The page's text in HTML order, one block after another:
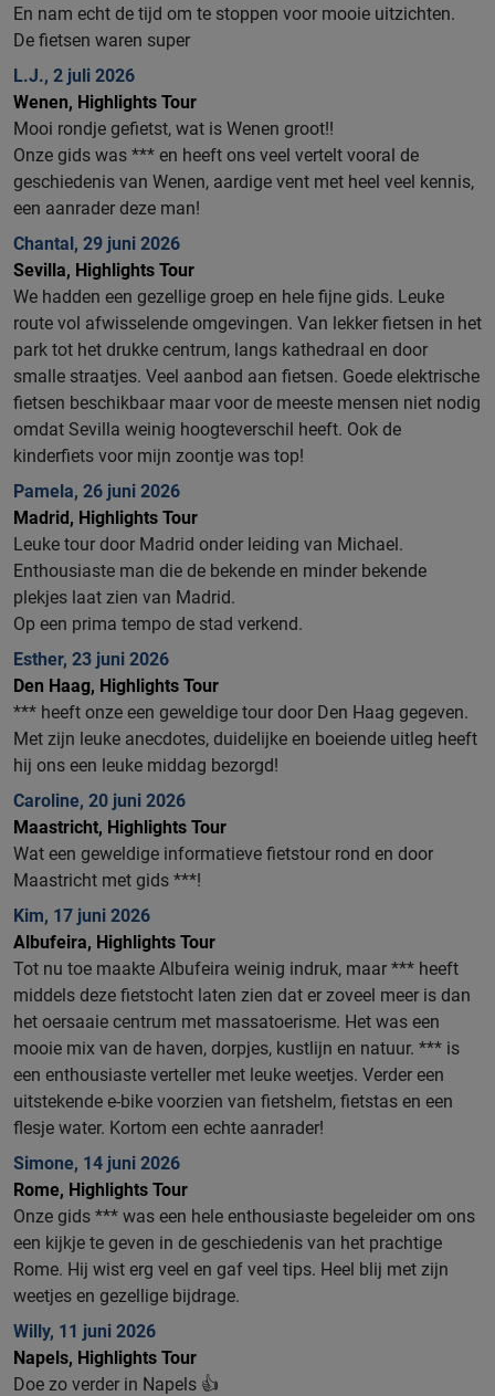
En nam echt de tijd om te stoppen voor mooie uitzichten.
De fietsen waren super
L.J., 2 juli 2026
Wenen, Highlights Tour
Mooi rondje gefietst, wat is Wenen groot!!
Onze gids was *** en heeft ons veel vertelt vooral de
geschiedenis van Wenen, aardige vent met heel veel kennis,
een aanrader deze man!
Chantal, 29 juni 2026
Sevilla, Highlights Tour
We hadden een gezellige groep en hele fijne gids. Leuke
route vol afwisselende omgevingen. Van lekker fietsen in het
park tot het drukke centrum, langs kathedraal en door
smalle straatjes. Veel aanbod aan fietsen. Goede elektrische
fietsen beschikbaar maar voor de meeste mensen niet nodig
omdat Sevilla weinig hoogteverschil heeft. Ook de
kinderfiets voor mijn zoontje was top!
Pamela, 26 juni 2026
Madrid, Highlights Tour
Leuke tour door Madrid onder leiding van Michael.
Enthousiaste man die de bekende en minder bekende
plekjes laat zien van Madrid.
Op een prima tempo de stad verkend.
Esther, 23 juni 2026
Den Haag, Highlights Tour
*** heeft onze een geweldige tour door Den Haag gegeven.
Met zijn leuke anecdotes, duidelijke en boeiende uitleg heeft
hij ons een leuke middag bezorgd!
Caroline, 20 juni 2026
Maastricht, Highlights Tour
Wat een geweldige informatieve fietstour rond en door
Maastricht met gids ***!
Kim, 17 juni 2026
Albufeira, Highlights Tour
Tot nu toe maakte Albufeira weinig indruk, maar *** heeft
middels deze fietstocht laten zien dat er zoveel meer is dan
het oersaaie centrum met massatoerisme. Het was een
mooie mix van de haven, dorpjes, kustlijn en natuur. *** is
een enthousiaste verteller met leuke weetjes. Verder een
uitstekende e-bike voorzien van fietshelm, fietstas en een
flesje water. Kortom een echte aanrader!
Simone, 14 juni 2026
Rome, Highlights Tour
Onze gids *** was een hele enthousiaste begeleider om ons
een kijkje te geven in de geschiedenis van het prachtige
Rome. Hij wist erg veel en gaf veel tips. Heel blij met zijn
weetjes en gezellige bijdrage.
Willy, 11 juni 2026
Napels, Highlights Tour
Doe zo verder in Napels 👍